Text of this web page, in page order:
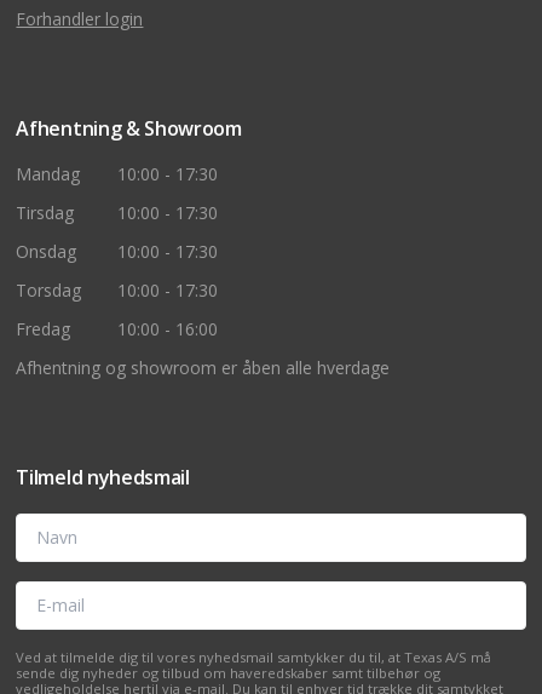
Forhandler login
Afhentning & Showroom
Mandag
10:00 - 17:30
Tirsdag
10:00 - 17:30
Onsdag
10:00 - 17:30
Torsdag
10:00 - 17:30
Fredag
10:00 - 16:00
Afhentning og showroom er åben alle hverdage
Tilmeld nyhedsmail
Navn
E-mail
Ved at tilmelde dig til vores nyhedsmail samtykker du til, at Texas A/S må
sende dig nyheder og tilbud om haveredskaber samt tilbehør og
vedligeholdelse hertil via e-mail. Du kan til enhver tid trække dit samtykket